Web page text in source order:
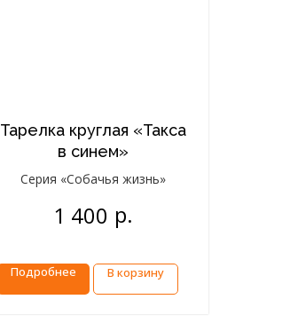
Тарелка круглая «Такса
в синем»
Серия «Собачья жизнь»
1 400 р.
Подробнее В корзину